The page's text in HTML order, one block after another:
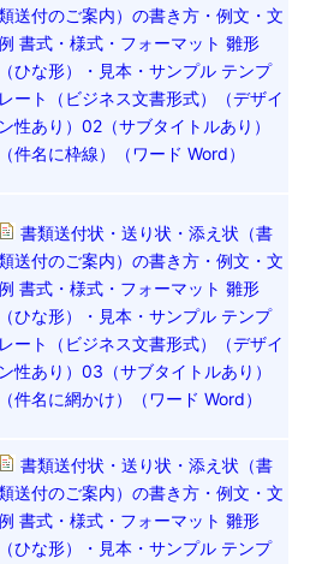
送付のご案内）の書き方・例文・文
書式・様式・フォーマット 雛形
（ひな形）・見本・サンプル テンプ
レート（ビジネス文書形式）（デザイ
ン性あり）02（サブタイトルあり）
（件名に枠線）（ワード Word）
書類送付状・送り状・添え状（書
送付のご案内）の書き方・例文・文
書式・様式・フォーマット 雛形
（ひな形）・見本・サンプル テンプ
レート（ビジネス文書形式）（デザイ
ン性あり）03（サブタイトルあり）
（件名に網かけ）（ワード Word）
書類送付状・送り状・添え状（書
送付のご案内）の書き方・例文・文
書式・様式・フォーマット 雛形
（ひな形）・見本・サンプル テンプ